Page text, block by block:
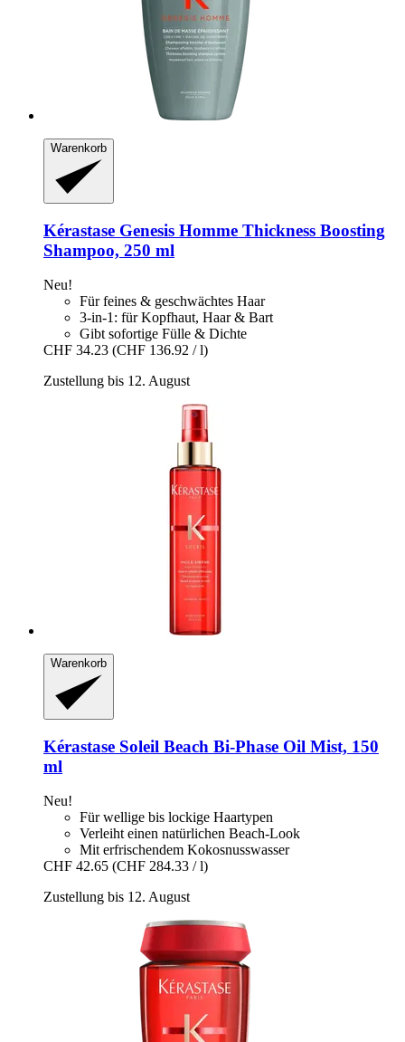
Warenkorb
Kérastase Genesis Homme Thickness Boosting
Shampoo, 250 ml
Neu!
Für feines & geschwächtes Haar
3-in-1: für Kopfhaut, Haar & Bart
Gibt sofortige Fülle & Dichte
CHF 34.23 (CHF 136.92 / l)
Zustellung bis 12. August
Warenkorb
Kérastase Soleil Beach Bi-​Phase Oil Mist, 150
ml
Neu!
Für wellige bis lockige Haartypen
Verleiht einen natürlichen Beach-Look
Mit erfrischendem Kokosnusswasser
CHF 42.65 (CHF 284.33 / l)
Zustellung bis 12. August